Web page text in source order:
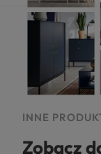
INNE
Zobacz